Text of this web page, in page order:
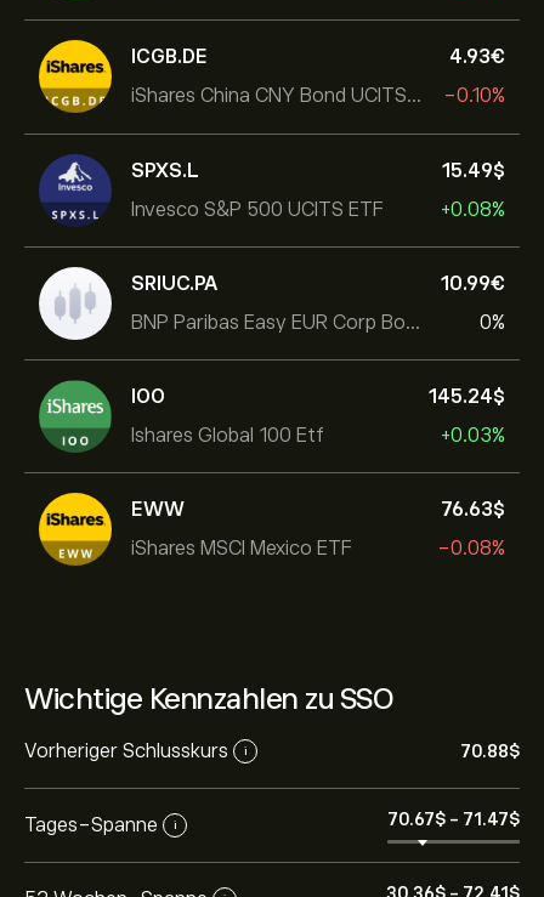
ICGB.DE
iShares China CNY Bond UCITS ETF
4.93‎€‎
-0.10%
SPXS.L
Invesco S&P 500 UCITS ETF
15.49‎$‎
+0.08%
SRIUC.PA
BNP Paribas Easy EUR Corp Bond SRI Fossil Free Ult
10.99‎€‎
0%
IOO
Ishares Global 100 Etf
145.24‎$‎
+0.03%
EWW
iShares MSCI Mexico ETF
76.63‎$‎
-0.08%
Wichtige Kennzahlen zu SSO
Vorheriger Schlusskurs i 70.88‎$‎
Tages-Spanne i 70.67‎$‎ - 71.47‎$‎
30.36‎$‎ - 72.41‎$‎